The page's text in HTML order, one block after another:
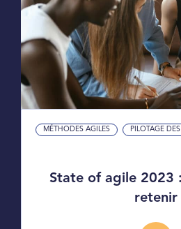
MÉTHODES AGILES PILOTAGE
State of agile 2023
retenir